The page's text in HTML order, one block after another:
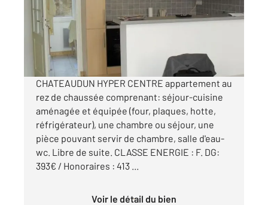
Appartement à louer
430 €
par mois charges comprises
CHATEAUDUN HYPER CENTRE appartement au
rez de chaussée comprenant: séjour-cuisine
aménagée et équipée (four, plaques, hotte,
réfrigérateur), une chambre ou séjour, une
pièce pouvant servir de chambre, salle d'eau-
wc. Libre de suite. CLASSE ENERGIE : F. DG:
393€ / Honoraires : 413 ...
Voir le détail du bien